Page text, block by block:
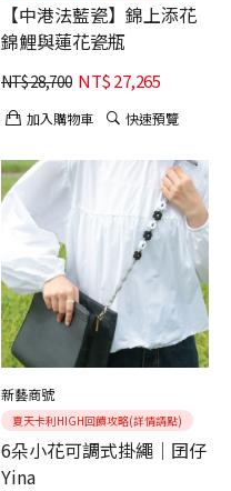
【中港法藍瓷】錦上添花
錦鯉與蓮花瓷瓶
NT$28,700 NT$27,265
加入購物車 快速預覽
新藝商號
夏天卡利HIGH回饋攻略(詳情請點)
6朵小花可調式掛繩｜囝仔
Yina